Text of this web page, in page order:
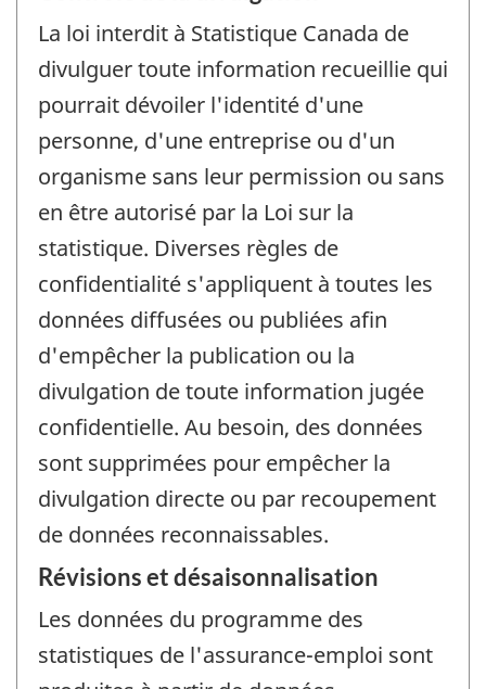
La loi interdit à Statistique Canada de
divulguer toute information recueillie qui
pourrait dévoiler l'identité d'une
personne, d'une entreprise ou d'un
organisme sans leur permission ou sans
en être autorisé par la Loi sur la
statistique. Diverses règles de
confidentialité s'appliquent à toutes les
données diffusées ou publiées afin
d'empêcher la publication ou la
divulgation de toute information jugée
confidentielle. Au besoin, des données
sont supprimées pour empêcher la
divulgation directe ou par recoupement
de données reconnaissables.
Révisions et désaisonnalisation
Les données du programme des
statistiques de l'assurance-emploi sont